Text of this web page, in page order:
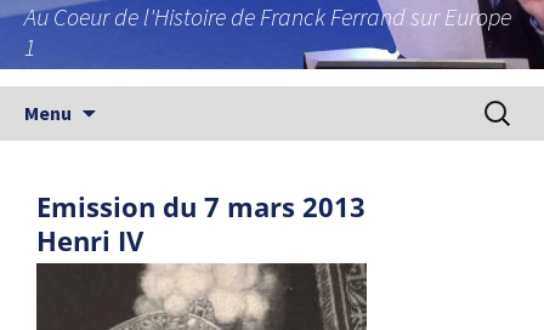
Au Coeur de l'Histoire de Franck Ferrand sur Europe
1
Menu
Emission du 7 mars 2013
Henri IV